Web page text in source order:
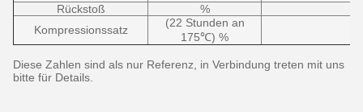
Rückstoß
%
Kompressionssatz
(22 Stunden an
175℃) %
Diese Zahlen sind als nur Referenz, in Verbindung treten mit uns
bitte für Details.